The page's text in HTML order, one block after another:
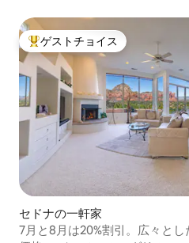
大好評のゲストチョイスです。
ゲストチョイス
セドナの一軒家
7月と8月は20%割引。広々と